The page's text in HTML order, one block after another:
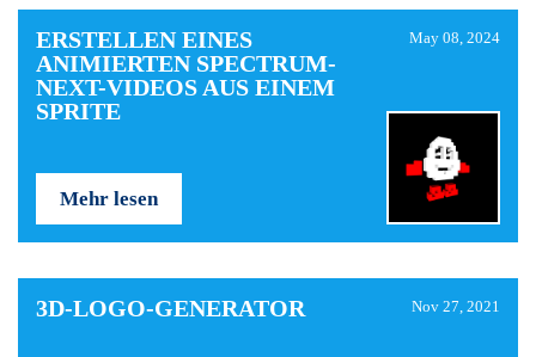
ERSTELLEN EINES
ANIMIERTEN SPECTRUM-
NEXT-VIDEOS AUS EINEM
SPRITE
May 08, 2024
Mehr lesen
3D-LOGO-GENERATOR Nov 27, 2021